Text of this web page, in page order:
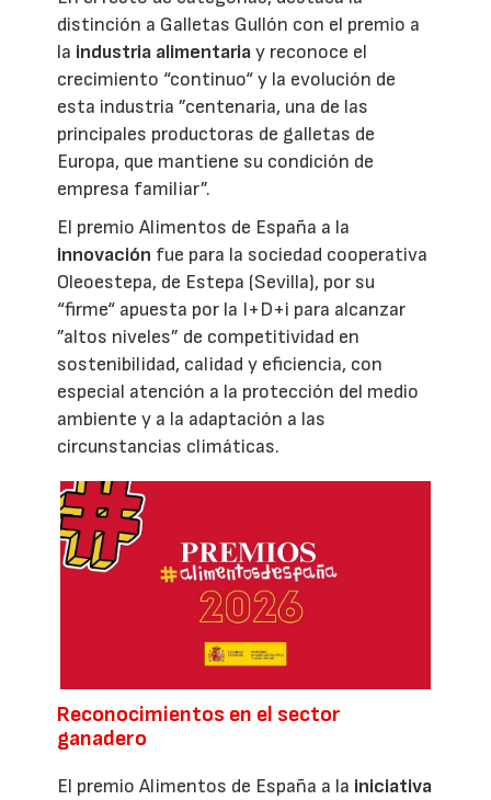
distinción a Galletas Gullón con el premio a
la industria alimentariay reconoce el
crecimiento “continuo“ y la evolución de
esta industria ”centenaria, una de las
principales productoras de galletas de
Europa, que mantiene su condición de
empresa familiar”.
El premio Alimentos de España a la
innovación fue para la sociedad cooperativa
Oleoestepa, de Estepa (Sevilla), por su
“firme“ apuesta por la I+D+i para alcanzar
”altos niveles” de competitividad en
sostenibilidad, calidad y eficiencia, con
especial atención a la protección del medio
ambiente y a la adaptación a las
circunstancias climáticas.
Reconocimientos en el sector
ganadero
El premio Alimentos de España a la iniciativa